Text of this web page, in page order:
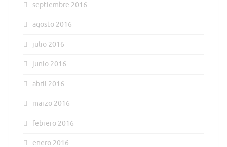
septiembre 2016
agosto 2016
julio 2016
junio 2016
abril 2016
marzo 2016
febrero 2016
enero 2016